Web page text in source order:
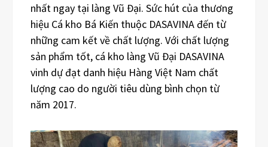
nhất ngay tại làng Vũ Đại. Sức hút của thương
hiệu Cá kho Bá Kiến thuộc DASAVINA đến từ
những cam kết về chất lượng. Với chất lượng
sản phẩm tốt, cá kho làng Vũ Đại DASAVINA
vinh dự đạt danh hiệu Hàng Việt Nam chất
lượng cao do người tiêu dùng bình chọn từ
năm 2017.